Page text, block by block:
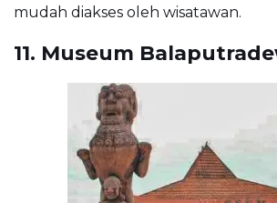
mudah diakses oleh wisatawan.
11. Museum